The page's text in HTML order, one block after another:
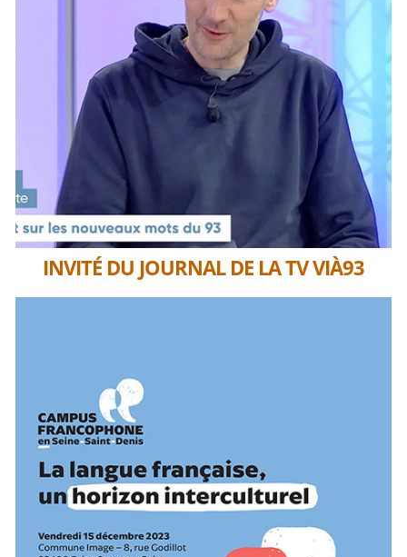
INVITÉ DU JOURNAL DE LA TV VIÀ93